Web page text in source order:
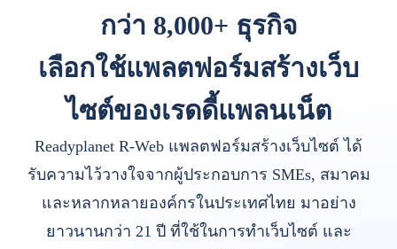
กว่า 8,000+ ธุรกิจ
เลือกใช้แพลตฟอร์มสร้างเว็บ
ไซต์ของเรดดี้แพลนเน็ต
Readyplanet R-Web แพลตฟอร์มสร้างเว็บไซต์ ได้
รับความไว้วางใจจากผู้ประกอบการ SMEs, สมาคม
และหลากหลายองค์กรในประเทศไทย มาอย่าง
ยาวนานกว่า 21 ปี ที่ใช้ในการทำเว็บไซต์ และ